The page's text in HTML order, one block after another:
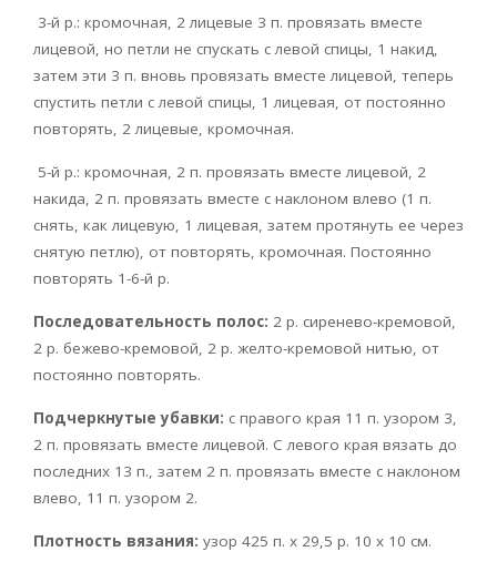
3-й р.: кромочная, 2 лицевые 3 п. провязать вместе
лицевой, но петли не спускать с левой спицы, 1 накид,
затем эти 3 п. вновь провязать вместе лицевой, теперь
спустить петли с левой спицы, 1 лицевая, от постоянно
повторять, 2 лицевые, кромочная.
5-й р.: кромочная, 2 п. провязать вместе лицевой, 2
накида, 2 п. провязать вместе с наклоном влево (1 п.
снять, как лицевую, 1 лицевая, затем протянуть ее через
снятую петлю), от повторять, кромочная. Постоянно
повторять 1-6-й р.
Последовательность полос: 2 р. сиренево-кремовой,
2 р. бежево-кремовой, 2 р. желто-кремовой нитью, от
постоянно повторять.
Подчеркнутые убавки: с правого края 11 п. узором 3,
2 п. провязать вместе лицевой. С левого края вязать до
последних 13 п., затем 2 п. провязать вместе с наклоном
влево, 11 п. узором 2.
Плотность вязания: узор 425 п. х 29,5 p. 10 x 10 см.